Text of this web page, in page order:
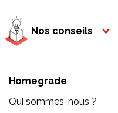
Nos conseils
Homegrade
Qui sommes-nous ?